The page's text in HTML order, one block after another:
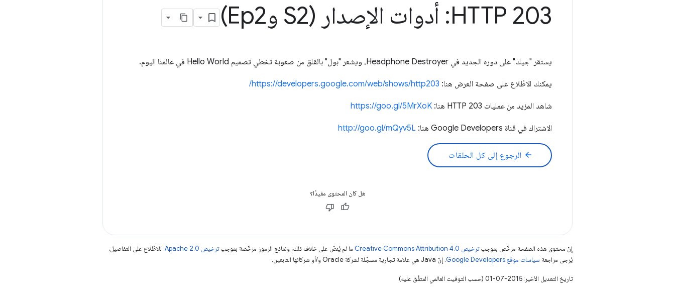
HTTP 203: أدوات الإصدار (S2 وEp2)
يستقر "جيك" على دوره الجديد في Headphone Destroyer، ويشعر "بول" بالقلق من صعوبة تخطي تصميم Hello World في عالمنا اليوم.
يمكنك الاطّلاع على صفحة العرض هنا: https://developers.google.com/web/shows/http203/
شاهد المزيد من عمليات HTTP 203 هنا: https://goo.gl/5MrXoK
الاشتراك في قناة Google Developers هنا: http://goo.gl/mQyv5L
arrow_back الرجوع إلى كل الحلقات
هل كان المحتوى مفيدًا؟
إنّ محتوى هذه الصفحة مرخّص بموجبترخيص Creative Commons Attribution 4.0‏ ما لم يُنصّ على خلاف ذلك، ونماذج الرموز مرخّصة بموجبترخيص Apache 2.0‏
. للاطّلاع على التفاصيل،
يُرجى مراجعة سياسات موقع Google Developers‏ . إنّ Java هي علامة تجارية مسجَّلة لشركة Oracle و/أو شركائها التابعين.
تاريخ التعديل الأخير: 2015-07-01 (حسب التوقيت العالمي المتفَّق عليه)